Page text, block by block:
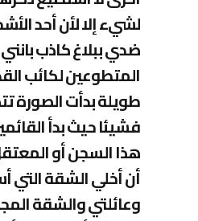
لشيء إلا لأن أحد
ضدي ببلاغ كاذب
المتطوعين لكائب
طويلة بدأت الصورة
فشيئا حيث بدأ
هذا السجن أو
أن أخلي الشقة التي
وعائلتي والشقة